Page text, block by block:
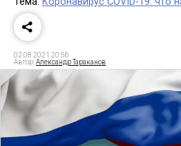
02.08.2021 20:56
Автор:Александр Тараканов